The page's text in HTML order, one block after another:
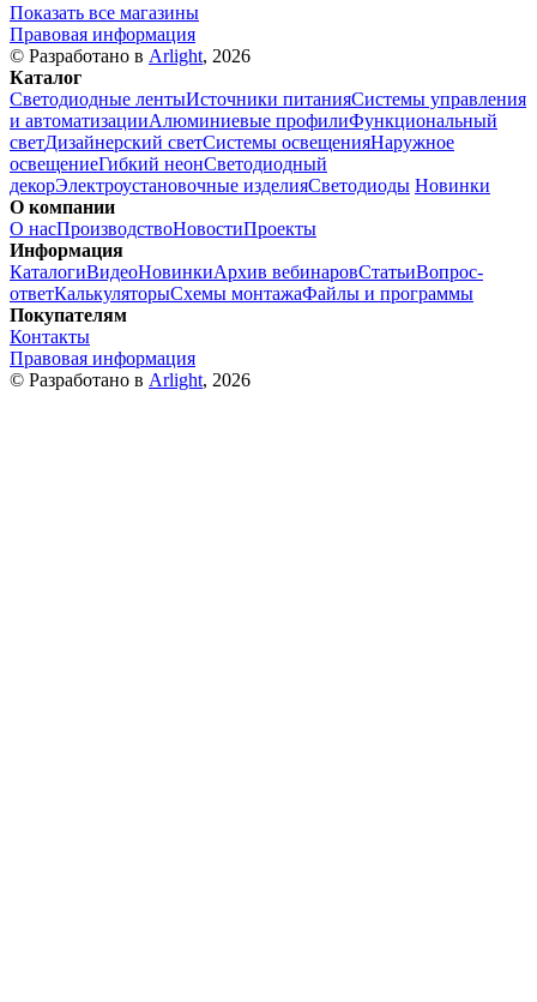
Показать все магазины
Правовая информация
© Разработано в Arlight, 2026
Каталог
Светодиодные лентыИсточники питанияСистемы управления
и автоматизацииАлюминиевые профилиФункциональный
светДизайнерский светСистемы освещенияНаружное
освещениеГибкий неонСветодиодный
декорЭлектроустановочные изделияСветодиоды Новинки
О компании
О насПроизводствоНовостиПроекты
Информация
КаталогиВидеоНовинкиАрхив вебинаровСтатьиВопрос-
ответКалькуляторыСхемы монтажаФайлы и программы
Покупателям
Контакты
Правовая информация
© Разработано в Arlight, 2026